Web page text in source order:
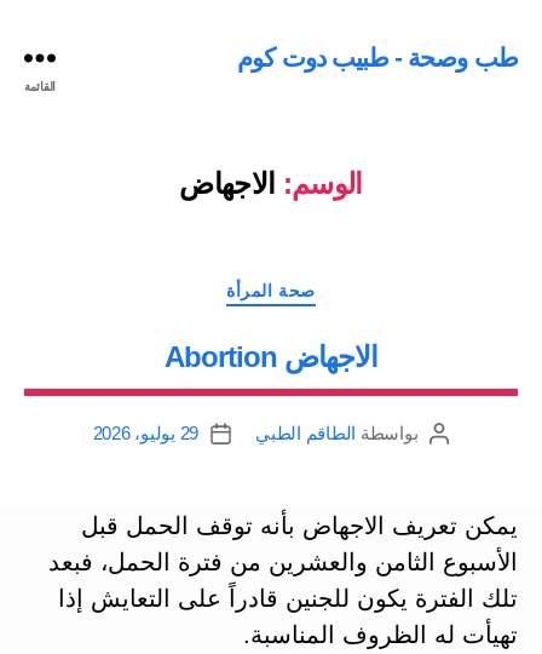
طب وصحة - طبيب دوت كوم
القائمة
الوسم: الاجهاض
التصنيفات
صحة المرأة
الاجهاض Abortion
كاتببواسطة الطاقم الطبي
تاريخ
29 يوليو، 2026
يمكن تعريف الاجهاض بأنه توقف الحمل قبل
الأسبوع الثامن والعشرين من فترة الحمل، فبعد
تلك الفترة يكون للجنين قادراً على التعايش إذا
تهيأت له الظروف المناسبة.